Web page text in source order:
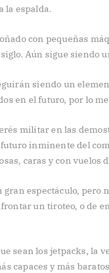
la espalda.
con pequeñas
Aún sigue siendo
siendo un
en el futuro, por lo
militar en las
inminente del
caras y con vuelos
gran espectáculo, pero
un tiroteo, o de
sean los jetpacks, la
capaces y más